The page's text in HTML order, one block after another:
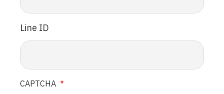
Line ID
CAPTCHA